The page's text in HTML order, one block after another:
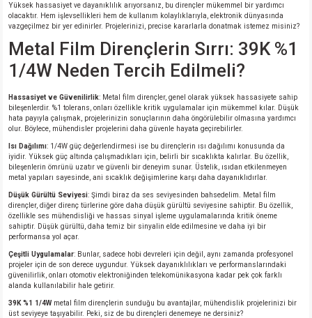
Yüksek hassasiyet ve dayanıklılık arıyorsanız, bu dirençler mükemmel bir yardımcı
olacaktır. Hem işlevsellikleri hem de kullanım kolaylıklarıyla, elektronik dünyasında
vazgeçilmez bir yer edinirler. Projelerinizi, precise kararlarla donatmak istemez misiniz?
Metal Film Dirençlerin Sırrı: 39K %1
1/4W Neden Tercih Edilmeli?
Hassasiyet ve Güvenilirlik: Metal film dirençler, genel olarak yüksek hassasiyete sahip
bileşenlerdir. %1 tolerans, onları özellikle kritik uygulamalar için mükemmel kılar. Düşük
hata payıyla çalışmak, projelerinizin sonuçlarının daha öngörülebilir olmasına yardımcı
olur. Böylece, mühendisler projelerini daha güvenle hayata geçirebilirler.
Isı Dağılımı: 1/4W güç değerlendirmesi ise bu dirençlerin ısı dağılımı konusunda da
iyidir. Yüksek güç altında çalışmadıkları için, belirli bir sıcaklıkta kalırlar. Bu özellik,
bileşenlerin ömrünü uzatır ve güvenli bir deneyim sunar. Üstelik, ısıdan etkilenmeyen
metal yapıları sayesinde, ani sıcaklık değişimlerine karşı daha dayanıklıdırlar.
Düşük Gürültü Seviyesi: Şimdi biraz da ses seviyesinden bahsedelim. Metal film
dirençler, diğer direnç türlerine göre daha düşük gürültü seviyesine sahiptir. Bu özellik,
özellikle ses mühendisliği ve hassas sinyal işleme uygulamalarında kritik öneme
sahiptir. Düşük gürültü, daha temiz bir sinyalin elde edilmesine ve daha iyi bir
performansa yol açar.
Çeşitli Uygulamalar: Bunlar, sadece hobi devreleri için değil, aynı zamanda profesyonel
projeler için de son derece uygundur. Yüksek dayanıklılıkları ve performanslarındaki
güvenilirlik, onları otomotiv elektroniğinden telekomünikasyona kadar pek çok farklı
alanda kullanılabilir hale getirir.
39K %1 1/4Wmetal film dirençlerin sunduğu bu avantajlar, mühendislik projelerinizi bir
üst seviyeye taşıyabilir. Peki, siz de bu dirençleri denemeye ne dersiniz?